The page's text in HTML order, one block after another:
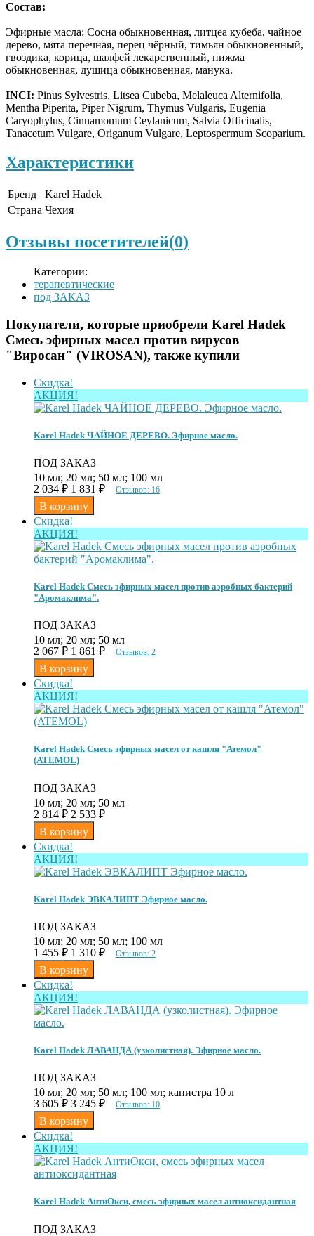
Состав:
Эфирные масла: Сосна обыкновенная, литцеа кубеба, чайное
дерево, мята перечная, перец чёрный, тимьян обыкновенный,
гвоздика, корица, шалфей лекарственный, пижма
обыкновенная, душица обыкновенная, манука.
INCI: Pinus Sylvestris, Litsea Cubeba, Melaleuca Alternifolia,
Mentha Piperita, Piper Nigrum, Thymus Vulgaris, Eugenia
Caryophylus, Cinnamomum Ceylanicum, Salvia Officinalis,
Tanacetum Vulgare, Origanum Vulgare, Leptospermum Scoparium.
Характеристики
Бренд
Karel Hadek
Страна Чехия
Отзывы посетителей(0)
Категории:
терапевтические
под ЗАКАЗ
Покупатели, которые приобрели Karel Hadek
Смесь эфирных масел против вирусов
"Виросан" (VIROSAN), также купили
Скидка!
АКЦИЯ!
Karel Hadek ЧАЙНОЕ ДЕРЕВО. Эфирное масло.
ПОД ЗАКАЗ
10 мл; 20 мл; 50 мл; 100 мл
2 034 ₽ 1 831 ₽ Отзывов: 16
Скидка!
АКЦИЯ!
Karel Hadek Смесь эфирных масел против аэробных бактерий
"Аромаклима".
ПОД ЗАКАЗ
10 мл; 20 мл; 50 мл
2 067 ₽ 1 861 ₽ Отзывов: 2
Скидка!
АКЦИЯ!
Karel Hadek Смесь эфирных масел от кашля "Атемол"
(ATEMOL)
ПОД ЗАКАЗ
10 мл; 20 мл; 50 мл
2 814 ₽ 2 533 ₽
Скидка!
АКЦИЯ!
Karel Hadek ЭВКАЛИПТ Эфирное масло.
ПОД ЗАКАЗ
10 мл; 20 мл; 50 мл; 100 мл
1 455 ₽ 1 310 ₽ Отзывов: 2
Скидка!
АКЦИЯ!
Karel Hadek ЛАВАНДА (узколистная). Эфирное масло.
ПОД ЗАКАЗ
10 мл; 20 мл; 50 мл; 100 мл; канистра 10 л
3 605 ₽ 3 245 ₽ Отзывов: 10
Скидка!
АКЦИЯ!
Karel Hadek АнтиОкси, смесь эфирных масел антиоксидантная
ПОД ЗАКАЗ